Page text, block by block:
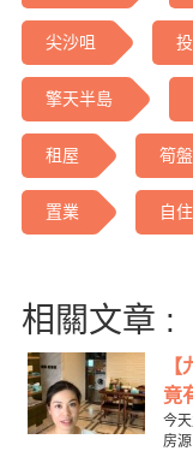
尖沙咀
擎天半島
租屋 筍盤
置業 自住
相關文章 :
竟
今
房